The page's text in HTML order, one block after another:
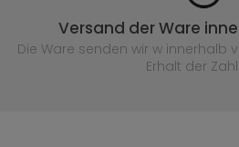
Versand der Ware
Die Ware senden wir w innerhalb
Erhalt der